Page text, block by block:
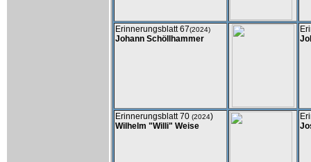
Erinnerungsblatt 67(2024)
Johann Schöllhammer
Erinnerungsblatt 70 (2024)
Wilhelm "Willi" Weise